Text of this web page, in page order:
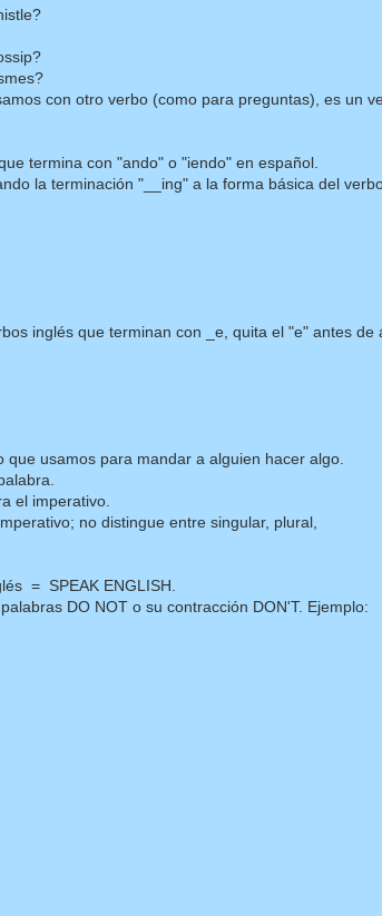
con otro verbo (como para preguntas), es un
termina con "ando" o "iendo" en español.
la terminación "__ing" a la forma básica del
inglés que terminan con _e, quita el "e" antes de
que usamos para mandar a alguien hacer algo.
el imperativo.
no distingue entre singular, plural,
= SPEAK ENGLISH.
DO NOT o su contracción DON'T. Ejemplo: